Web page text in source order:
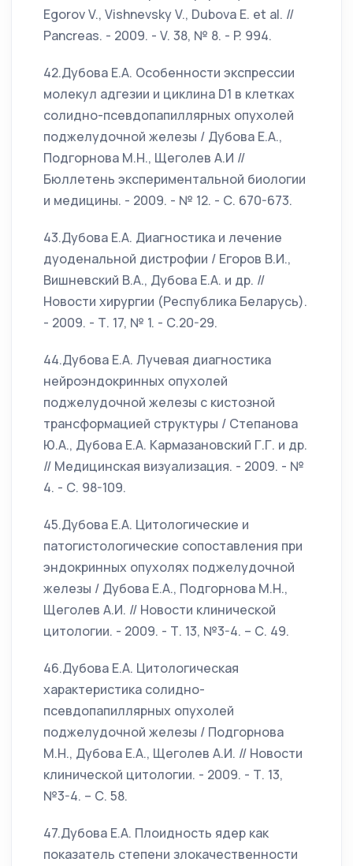
Egorov V., Vishnevsky V., Dubova E. et al. //
Pancreas. - 2009. - V. 38, № 8. - P. 994.
42.Дубова Е.А. Особенности экспрессии
молекул адгезии и циклина D1 в клетках
солидно-псевдопапиллярных опухолей
поджелудочной железы / Дубова Е.А.,
Подгорнова М.Н., Щеголев А.И //
Бюллетень экспериментальной биологии
и медицины. - 2009. - № 12. - С. 670-673.
43.Дубова Е.А. Диагностика и лечение
дуоденальной дистрофии / Егоров В.И.,
Вишневский В.А., Дубова Е.А. и др. //
Новости хирургии (Республика Беларусь).
- 2009. - Т. 17, № 1. - С.20-29.
44.Дубова Е.А. Лучевая диагностика
нейроэндокринных опухолей
поджелудочной железы с кистозной
трансформацией структуры / Степанова
Ю.А., Дубова Е.А. Кармазановский Г.Г. и др.
// Медицинская визуализация. - 2009. - №
4. - С. 98-109.
45.Дубова Е.А. Цитологические и
патогистологические сопоставления при
эндокринных опухолях поджелудочной
железы / Дубова Е.А., Подгорнова М.Н.,
Щеголев А.И. // Новости клинической
цитологии. - 2009. - Т. 13, №3-4. – С. 49.
46.Дубова Е.А. Цитологическая
характеристика солидно-
псевдопапиллярных опухолей
поджелудочной железы / Подгорнова
М.Н., Дубова Е.А., Щеголев А.И. // Новости
клинической цитологии. - 2009. - Т. 13,
№3-4. – С. 58.
47.Дубова Е.А. Плоидность ядер как
показатель степени злокачественности